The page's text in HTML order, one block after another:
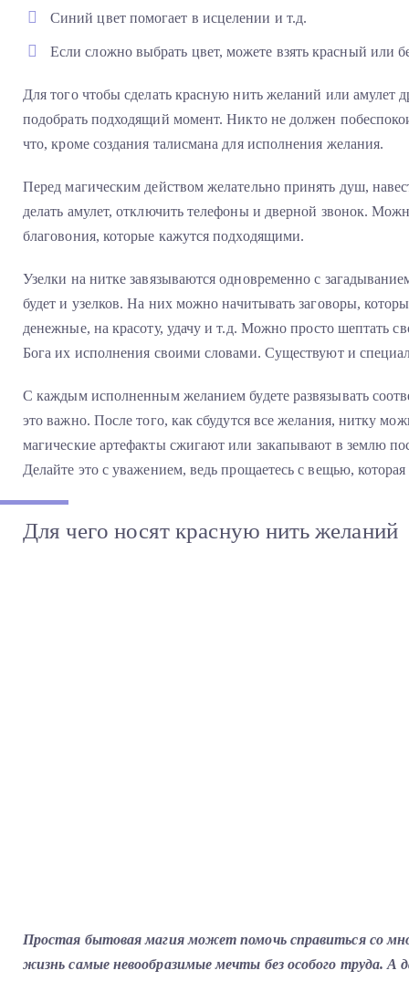
Синий цвет помогает в исцелении и т.д.
Если сложно выбрать цвет, можете взять красный или
Для того чтобы сделать красную нить желаний или амулет
подобрать подходящий момент. Никто не должен
что, кроме создания талисмана для исполнения желания.
Перед магическим действом желательно принять душ,
делать амулет, отключить телефоны и дверной звонок.
благовония, которые кажутся подходящими.
Узелки на нитке завязываются одновременно с
будет и узелков. На них можно начитывать заговоры,
денежные, на красоту, удачу и т.д. Можно просто шептать
Бога их исполнения своими словами. Существуют и
С каждым исполненным желанием будете развязывать
это важно. После того, как сбудутся все желания, нитку
магические артефакты сжигают или закапывают в землю
Делайте это с уважением, ведь прощаетесь с вещью,
Для чего носят красную нить желаний
Простая бытовая магия может помочь справиться со
жизнь самые невообразимые мечты без особого труда. А